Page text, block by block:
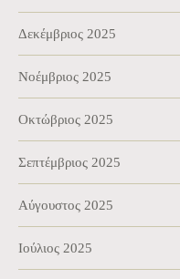
Δεκέμβριος 2025
Νοέμβριος 2025
Οκτώβριος 2025
Σεπτέμβριος 2025
Αύγουστος 2025
Ιούλιος 2025